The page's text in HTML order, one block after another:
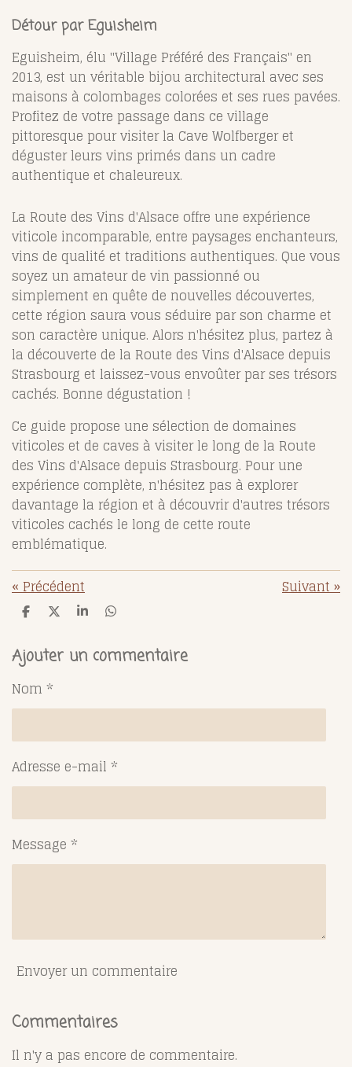
Détour par Eguisheim
Eguisheim, élu "Village Préféré des Français" en
2013, est un véritable bijou architectural avec ses
maisons à colombages colorées et ses rues pavées.
Profitez de votre passage dans ce village
pittoresque pour visiter la Cave Wolfberger et
déguster leurs vins primés dans un cadre
authentique et chaleureux.
La Route des Vins d'Alsace offre une expérience
viticole incomparable, entre paysages enchanteurs,
vins de qualité et traditions authentiques. Que vous
soyez un amateur de vin passionné ou
simplement en quête de nouvelles découvertes,
cette région saura vous séduire par son charme et
son caractère unique. Alors n'hésitez plus, partez à
la découverte de la Route des Vins d'Alsace depuis
Strasbourg et laissez-vous envoûter par ses trésors
cachés. Bonne dégustation !
Ce guide propose une sélection de domaines
viticoles et de caves à visiter le long de la Route
des Vins d'Alsace depuis Strasbourg. Pour une
expérience complète, n'hésitez pas à explorer
davantage la région et à découvrir d'autres trésors
viticoles cachés le long de cette route
emblématique.
«Précédent Suivant»
P
t
a
e
r
P
t
a
r
P
t
a
r
P
t
a
r
Ajouter un commentaire
Nom *
Adresse e-mail *
Message *
Envoyer un commentaire
Commentaires
Il n'y a pas encore de commentaire.